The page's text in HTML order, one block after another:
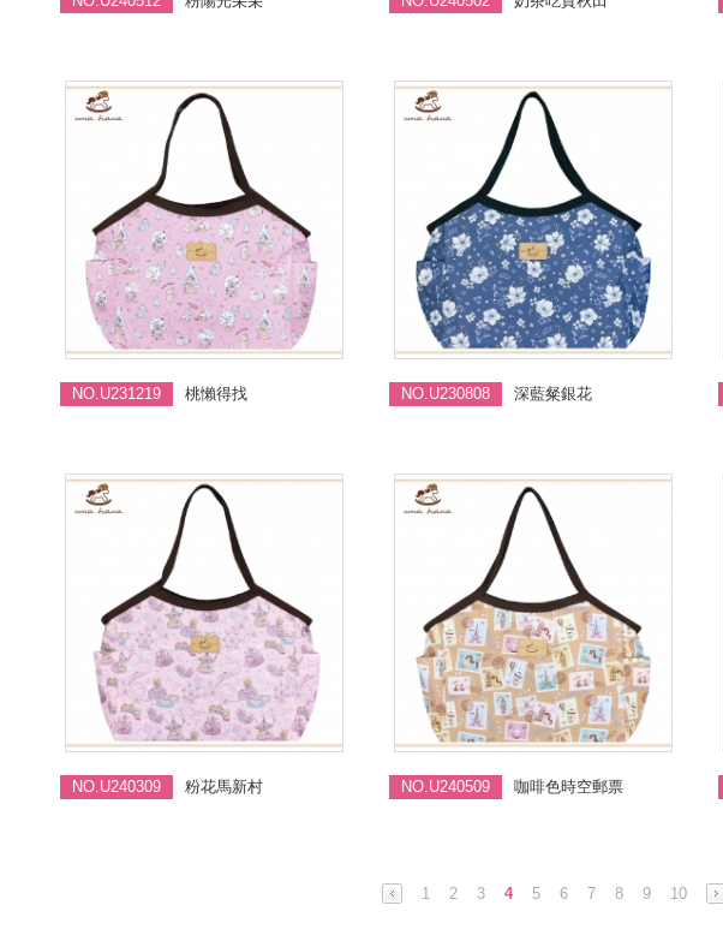
NO.U231219 桃懶得找 NO.U230808 深藍粲銀花
NO.U240309 粉花馬新村 NO.U240509 咖啡色時空郵票
1 2 3 4 5 6 7 8 9 10